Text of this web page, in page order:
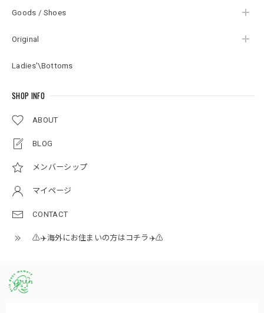
Goods / Shoes
Original
Ladies'\Bottoms
SHOP INFO
ABOUT
BLOG
メンバーシップ
マイページ
CONTACT
⚠️✈️海外にお住まいの方はコチラ✈️⚠️